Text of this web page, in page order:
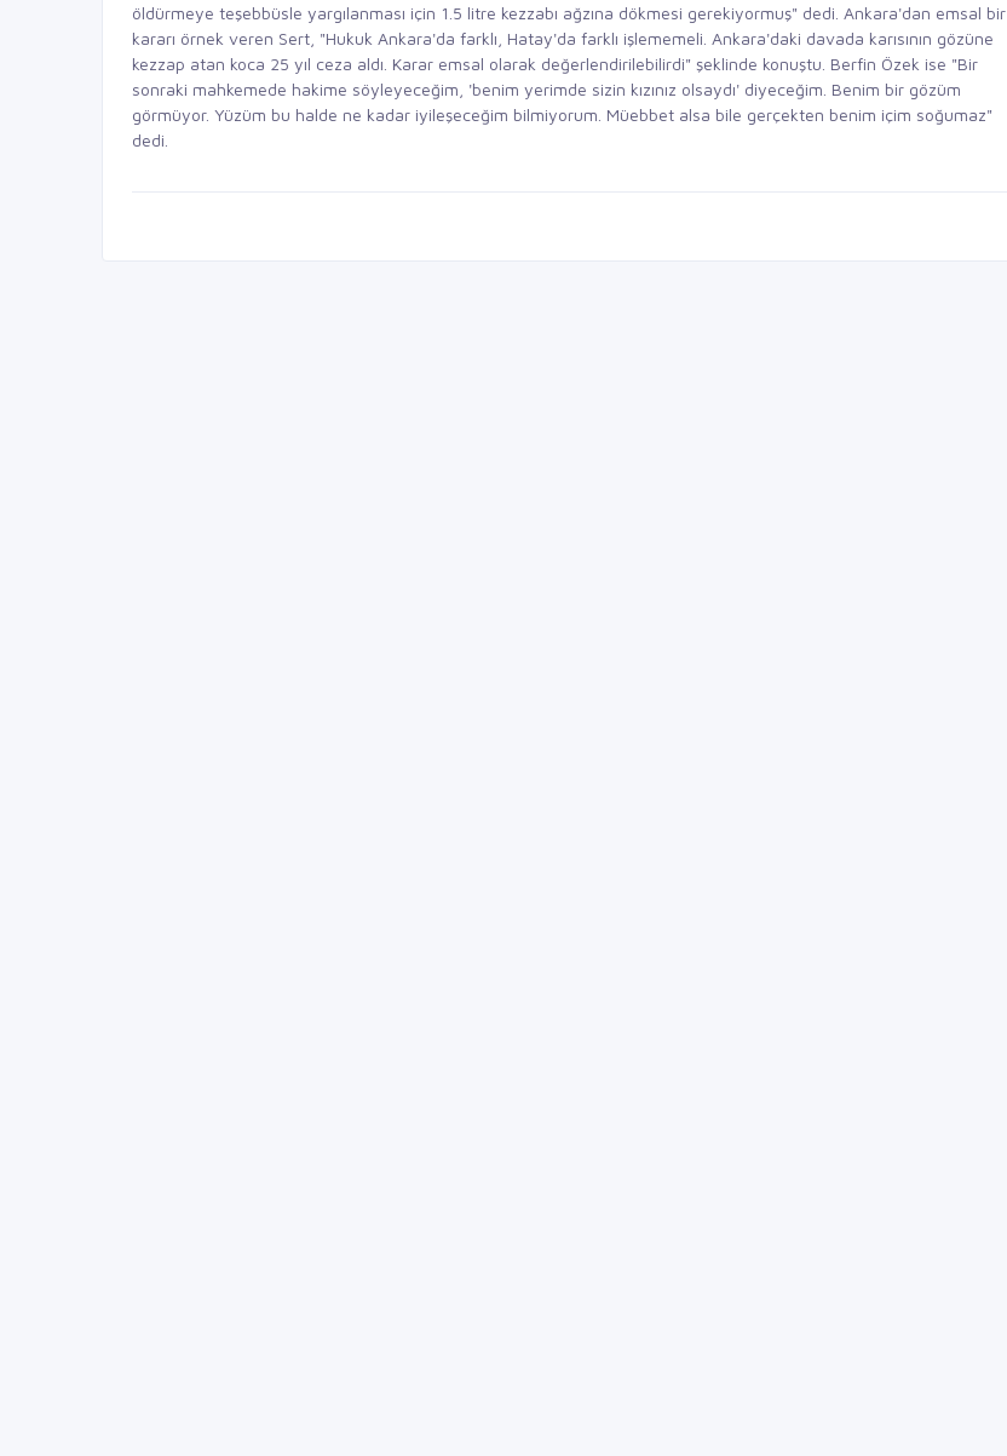
öldürmeye teşebbüsle yargılanması için 1.5 litre kezzabı ağzına dökmesi gerekiyormuş" dedi. Ankara'dan emsal bir
kararı örnek veren Sert, "Hukuk Ankara'da farklı, Hatay'da farklı işlememeli. Ankara'daki davada karısının gözüne
kezzap atan koca 25 yıl ceza aldı. Karar emsal olarak değerlendirilebilirdi" şeklinde konuştu. Berfin Özek ise "Bir
sonraki mahkemede hakime söyleyeceğim, 'benim yerimde sizin kızınız olsaydı' diyeceğim. Benim bir gözüm
görmüyor. Yüzüm bu halde ne kadar iyileşeceğim bilmiyorum. Müebbet alsa bile gerçekten benim içim soğumaz"
dedi.